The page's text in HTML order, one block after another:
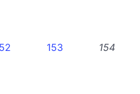
153 154